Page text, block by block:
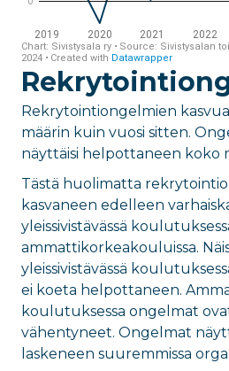
Rekrytointiongelmien kasvua
määrin kuin vuosi sitten.
näyttäisi helpottaneen koko
Tästä huolimatta
kasvaneen edelleen
yleissivistävässä
ammattikorkeakouluissa.
yleissivistävässä
ei koeta helpottaneen.
koulutuksessa ongelmat
vähentyneet. Ongelmat
laskeneen suuremmissa